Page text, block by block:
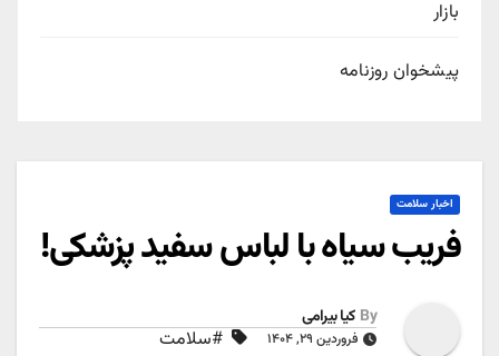
بازار
پیشخوان روزنامه
اخبار سلامت
فریب سیاه با لباس سفید پزشکی!
By کیا بیرامی
فروردین ۲۹, ۱۴۰۴ #سلامت